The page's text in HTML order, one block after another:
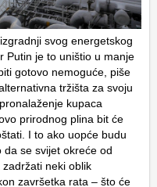
svog energetskog
Putin je to uništio u manje
gotovo nemoguće, piše
tržišta za svoju
kupaca
prirodnog plina bit će
I to ako uopće budu
se svijet okreće od
neki oblik
završetka rata – što će